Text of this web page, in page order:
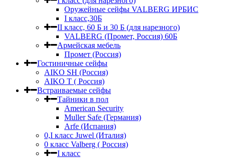
Оружейные сейфы VALBERG ИРБИС
I класс,30Б
II класс, 60 Б и 30 Б (для нарезного)
VALBERG (Промет, Россия) 60Б
Армейская мебель
Промет (Россия)
Гостиничные сейфы
AIKO SH (Россия)
AIKO Т ( Россия)
Встраиваемые сейфы
Тайники в пол
American Security
Muller Safe (Германия)
Arfe (Испания)
0,I класс Juwel (Италия)
0 класс Valberg ( Россия)
I класс